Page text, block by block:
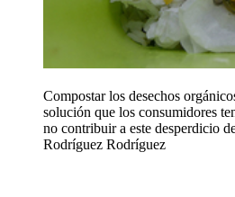
Compostar los desechos
solución que los consumidores
no contribuir a este desperdicio
Rodríguez Rodríguez